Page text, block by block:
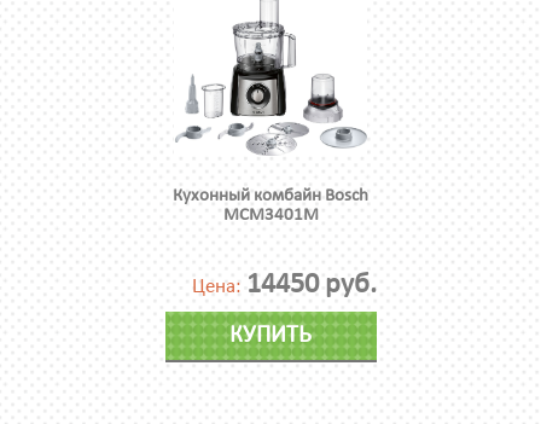
Кухонный комбайн Bosch
MCM3401M
Цена: 14450 руб.
КУПИТЬ